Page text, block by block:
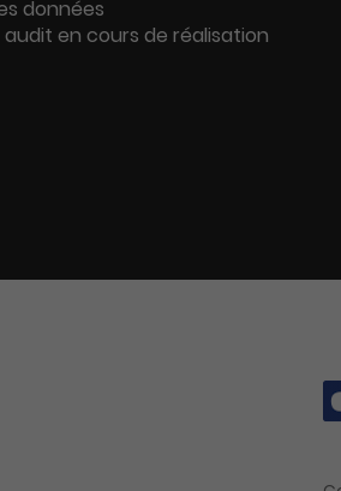
données
en cours de réalisation